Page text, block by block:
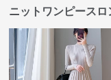
ニットワンピース